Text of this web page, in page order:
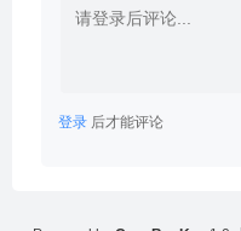
登录 后才能评论